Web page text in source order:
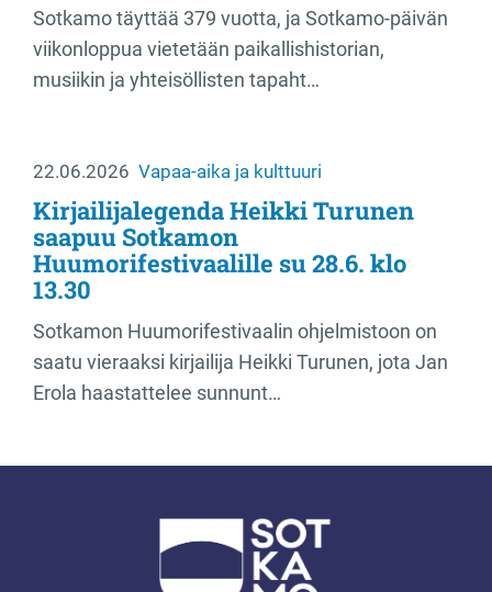
Sotkamo täyttää 379 vuotta, ja Sotkamo-päivän
viikonloppua vietetään paikallishistorian,
musiikin ja yhteisöllisten tapaht…
22.06.2026 Vapaa-aika ja kulttuuri
Kirjailijalegenda Heikki Turunen
saapuu Sotkamon
Huumorifestivaalille su 28.6. klo
13.30
Sotkamon Huumorifestivaalin ohjelmistoon on
saatu vieraaksi kirjailija Heikki Turunen, jota Jan
Erola haastattelee sunnunt…